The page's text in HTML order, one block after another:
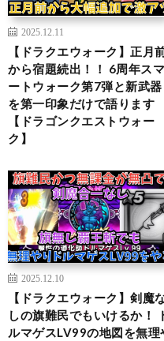
2025.12.11
【ドラクエウォーク】正月
から宿題続出！！ 6周年スマ
ートウォーク第7弾と新武器
を第一印象だけで語ります
【ドラゴンクエストウォー
ク】
2025.12.10
【ドラクエウォーク】剣魔
しの旗難民でもいけるか！
ルマゲスLV99の地図を無理